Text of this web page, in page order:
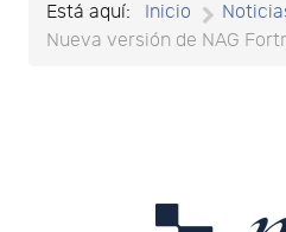
Está aquí: Inicio
Nueva versión de NAG